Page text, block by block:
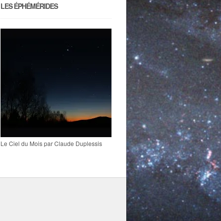
LES ÉPHÉMÉRIDES
Le Ciel du Mois par Claude Duplessis